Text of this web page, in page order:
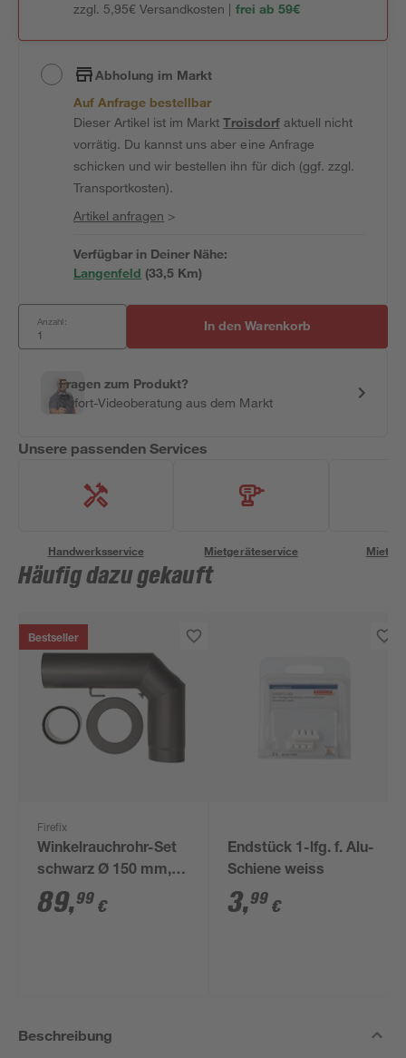
zzgl. 5,95€ Versandkosten | frei ab 59€
Abholung im Markt
Auf Anfrage bestellbar
Dieser Artikel ist im MarktTroisdorfaktuell nicht
vorrätig. Du kannst uns aber eine Anfrage
schicken und wir bestellen ihn für dich (ggf. zzgl.
Transportkosten).
Artikel anfragen >
Verfügbar in Deiner Nähe:
Langenfeld (33,5 Km)
Anzahl: In den Warenkorb
Fragen zum Produkt?
Sofort-Videoberatung aus dem Markt
Unsere passenden Services
Handwerksservice Mietgeräteservice
Häufig dazu gekauft
Bestseller
Firefix
Winkelrauchrohr-Set
schwarz Ø 150 mm,
3-teilig
89,99 €
Endstück 1-lfg. f. Alu-
Schiene weiss
3,99 €
Beschreibung